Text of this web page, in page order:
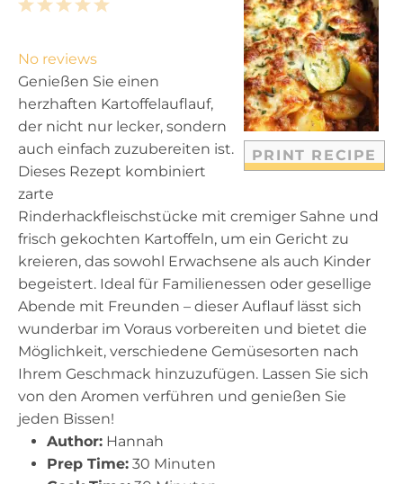
PRINT RECIPE
5
a
r
s
4
t
a
r
s
3
t
a
r
s
2
t
a
r
s
1
t
a
r
No reviews
Genießen Sie einen
herzhaften Kartoffelauflauf,
der nicht nur lecker, sondern
auch einfach zuzubereiten ist.
Dieses Rezept kombiniert
zarte
Rinderhackfleischstücke mit cremiger Sahne und
frisch gekochten Kartoffeln, um ein Gericht zu
kreieren, das sowohl Erwachsene als auch Kinder
begeistert. Ideal für Familienessen oder gesellige
Abende mit Freunden – dieser Auflauf lässt sich
wunderbar im Voraus vorbereiten und bietet die
Möglichkeit, verschiedene Gemüsesorten nach
Ihrem Geschmack hinzuzufügen. Lassen Sie sich
von den Aromen verführen und genießen Sie
jeden Bissen!
Author: Hannah
Prep Time: 30 Minuten